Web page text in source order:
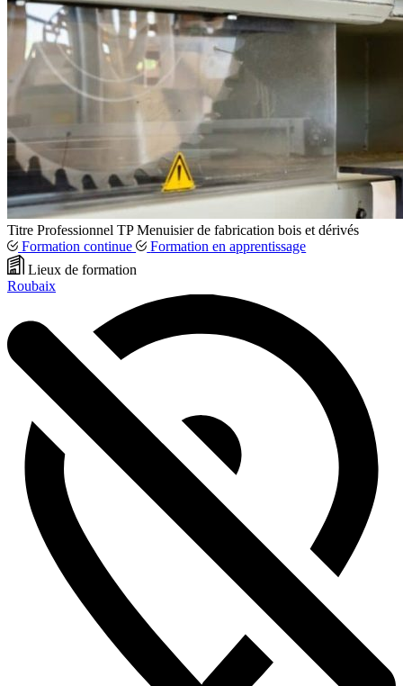
Titre Professionnel TPMenuisier de fabrication bois et dérivés
Formation continue
Formation en apprentissage
Lieux de formation
Roubaix